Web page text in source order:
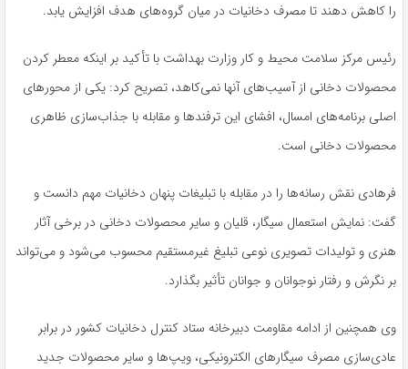
را کاهش دهند تا مصرف دخانیات در میان گروه‌های هدف افزایش یابد.
رئیس مرکز سلامت محیط و کار وزارت بهداشت با تأکید بر اینکه معطر کردن
محصولات دخانی از آسیب‌های آنها نمی‌کاهد، تصریح کرد: یکی از محورهای
اصلی برنامه‌های امسال، افشای این ترفندها و مقابله با جذاب‌سازی ظاهری
محصولات دخانی است.
فرهادی نقش رسانه‌ها را در مقابله با تبلیغات پنهان دخانیات مهم دانست و
گفت: نمایش استعمال سیگار، قلیان و سایر محصولات دخانی در برخی آثار
هنری و تولیدات تصویری نوعی تبلیغ غیرمستقیم محسوب می‌شود و می‌تواند
بر نگرش و رفتار نوجوانان و جوانان تأثیر بگذارد.
وی همچنین از ادامه مقاومت دبیرخانه ستاد کنترل دخانیات کشور در برابر
عادی‌سازی مصرف سیگارهای الکترونیکی، ویپ‌ها و سایر محصولات جدید